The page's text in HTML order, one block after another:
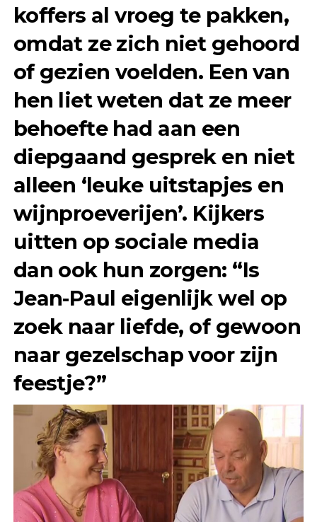
koffers al vroeg te pakken,
omdat ze zich niet gehoord
of gezien voelden. Een van
hen liet weten dat ze meer
behoefte had aan een
diepgaand gesprek en niet
alleen ‘leuke uitstapjes en
wijnproeverijen’. Kijkers
uitten op sociale media
dan ook hun zorgen: “Is
Jean-Paul eigenlijk wel op
zoek naar liefde, of gewoon
naar gezelschap voor zijn
feestje?”